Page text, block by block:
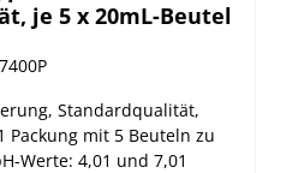
Standardqualität, je 5 x 20mL-Beutel
Standardqualität,
Packung mit 5 Beuteln zu
Werte: 4,01 und 7,01